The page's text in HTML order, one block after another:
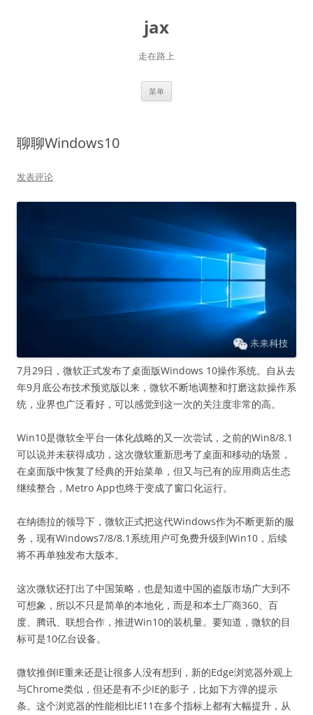
jax
走在路上
菜单
聊聊Windows10
发表评论
7月29日，微软正式发布了桌面版Windows 10操作系统。自从去
年9月底公布技术预览版以来，微软不断地调整和打磨这款操作系
统，业界也广泛看好，可以感觉到这一次的关注度非常的高。
Win10是微软全平台一体化战略的又一次尝试，之前的Win8/8.1
可以说并未获得成功，这次微软重新思考了桌面和移动的场景，
在桌面版中恢复了经典的开始菜单，但又与已有的应用商店生态
继续整合，Metro App也终于变成了窗口化运行。
在纳德拉的领导下，微软正式把这代Windows作为不断更新的服
务，现有Windows7/8/8.1系统用户可免费升级到Win10，后续
将不再单独发布大版本。
这次微软还打出了中国策略，也是知道中国的盗版市场广大到不
可想象，所以不只是简单的本地化，而是和本土厂商360、百
度、腾讯、联想合作，推进Win10的装机量。要知道，微软的目
标可是10亿台设备。
微软推倒IE重来还是让很多人没有想到，新的Edge浏览器外观上
与Chrome类似，但还是有不少IE的影子，比如下方弹的提示
条。这个浏览器的性能相比IE11在多个指标上都有大幅提升，从